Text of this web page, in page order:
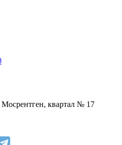
квартал № 17